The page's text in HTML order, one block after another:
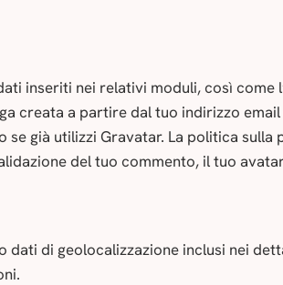
inseriti nei relativi moduli, così come
creata a partire dal tuo indirizzo email
già utilizzi Gravatar. La politica sulla
del tuo commento, il tuo
di geolocalizzazione inclusi nei